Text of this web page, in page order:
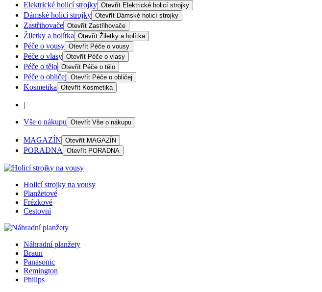
Elektrické holicí strojky Otevřít Elektrické holicí strojky
Dámské holicí strojky Otevřít Dámské holicí strojky
Zastřihovače Otevřít Zastřihovače
Žiletky a holítka Otevřít Žiletky a holítka
Péče o vousy Otevřít Péče o vousy
Péče o vlasy Otevřít Péče o vlasy
Péče o tělo Otevřít Péče o tělo
Péče o obličej Otevřít Péče o obličej
Kosmetika Otevřít Kosmetika
|
Vše o nákupu Otevřít Vše o nákupu
MAGAZÍN Otevřít MAGAZÍN
PORADNA Otevřít PORADNA
Holicí strojky na vousy
Planžetové
Frézkové
Cestovní
Náhradní planžety
Braun
Panasonic
Remington
Philips